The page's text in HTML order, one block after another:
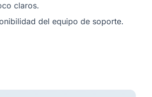
claros.
del equipo de soporte.